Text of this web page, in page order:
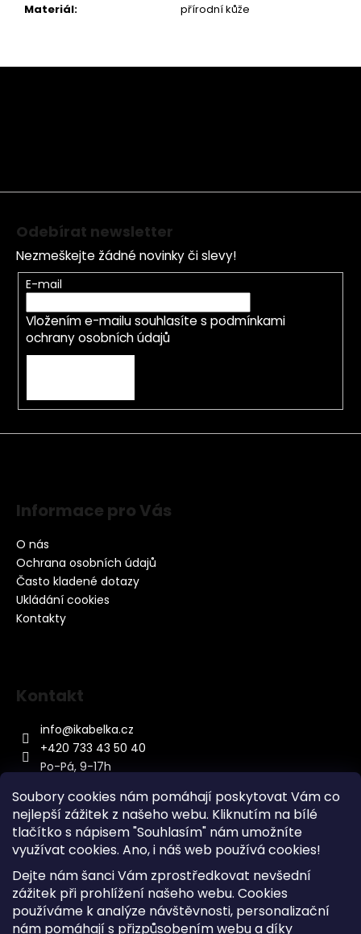
Soubory cookies nám pomáhají poskytovat Vám co
nejlepší zážitek z našeho webu. Kliknutím na bílé
tlačítko s nápisem "Souhlasím" nám umožníte
využívat cookies. Ano, i náš web používá cookies!
Dejte nám šanci Vám zprostředkovat nevšední
zážitek při prohlížení našeho webu. Cookies
používáme k analýze návštěvnosti, personalizační
nám pomáhají s přizpůsobením webu a díky
Materiál: přírodní kůže
Z
Odebírat newsletter
Nezmeškejte žádné novinky či slevy!
E-mail
Vložením e-mailu souhlasíte s podmínkami
ochrany osobních údajů
Informace pro Vás
O nás
Ochrana osobních údajů
Často kladené dotazy
Ukládání cookies
Kontakty
Kontakt
info@ikabelka.cz
+420 733 43 50 40
Po-Pá, 9-17h
Kontakt
Sitemap
Doprava a Platba
Reklamace Zboží